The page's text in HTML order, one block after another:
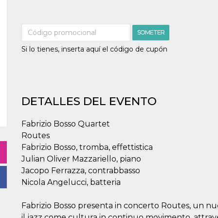
SOMETER
Si lo tienes, inserta aquí el código de cupón
DETALLES DEL EVENTO
Fabrizio Bosso Quartet
Routes
Fabrizio Bosso, tromba, effettistica
Julian Oliver Mazzariello, piano
Jacopo Ferrazza, contrabbasso
Nicola Angelucci, batteria
Fabrizio Bosso presenta in concerto Routes, un